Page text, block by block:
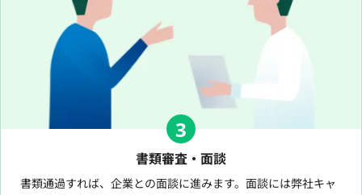
3
書類審査・面談
書類通過すれば、企業との面談に進みます。面談には弊社キャ